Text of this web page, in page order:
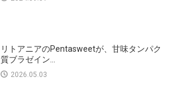
リトアニアのPentasweetが、甘味タンパク
質ブラゼイン...
2026.05.03